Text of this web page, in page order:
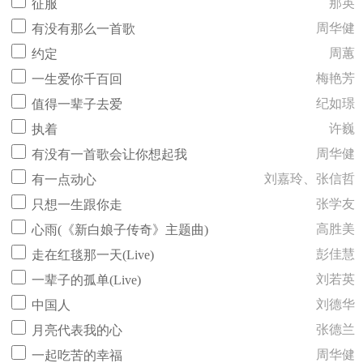
征服
那英
有没有那么一首歌
周华健
约定
周蕙
一生爱你千百回
梅艳芳
值得一辈子去爱
纪如璟
执着
许巍
有没有一首歌会让你想起我
周华健
有一点动心
刘嘉玲、张信哲
只想一生跟你走
张学友
心雨(《新白娘子传奇》主题曲)
高胜美
走在红毯那一天(Live)
彭佳慧
一辈子的孤单(Live)
刘若英
中国人
刘德华
月亮代表我的心
张德兰
一起吃苦的幸福
周华健